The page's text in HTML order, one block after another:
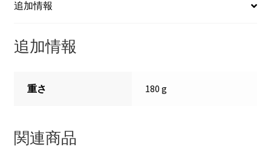
Mix)
Popgroup
Recordings
追加情報
追加情報
重さ 180 g
関連商品